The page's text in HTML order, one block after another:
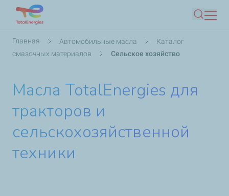
основному
содержанию
Поиск
Строка
навигации
Главная Автомобильные масла
Каталог
смазочных материалов
Сельское хозяйство
Масла TotalEnergies для
тракторов и
сельскохозяйственной
техники